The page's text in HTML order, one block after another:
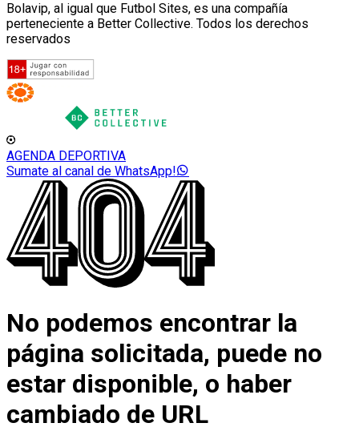
Bolavip, al igual que Futbol Sites, es una compañía
perteneciente a Better Collective. Todos los derechos
reservados
AGENDA DEPORTIVA
Sumate al canal de WhatsApp!
No podemos encontrar la
página solicitada, puede no
estar disponible, o haber
cambiado de URL